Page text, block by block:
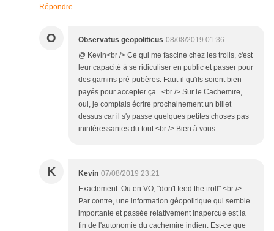
Répondre
O Observatus geopoliticus 08/08/2019 01:36
@ Kevin<br /> Ce qui me fascine chez les trolls, c'est
leur capacité à se ridiculiser en public et passer pour
des gamins pré-pubères. Faut-il qu'ils soient bien
payés pour accepter ça...<br /> Sur le Cachemire,
oui, je comptais écrire prochainement un billet
dessus car il s'y passe quelques petites choses pas
inintéressantes du tout.<br /> Bien à vous
K Kevin 07/08/2019 23:21
Exactement. Ou en VO, "don't feed the troll".<br />
Par contre, une information géopolitique qui semble
importante et passée relativement inapercue est la
fin de l'autonomie du cachemire indien. Est-ce que